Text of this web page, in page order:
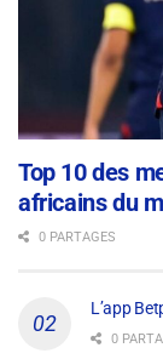
Top 10 des
africains du
0 PARTAGES
L’app
0